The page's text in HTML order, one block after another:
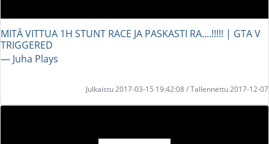
MITÄ VITTUA 1H STUNT RACE JA PASKASTI RA....!!!!! | GTA V
TRIGGERED
― Juha Plays
Julkaistu 2017-03-15 19:42:08 / Tallennettu 2017-12-07